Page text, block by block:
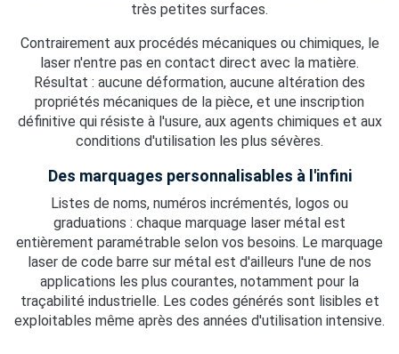
très petites surfaces.
Contrairement aux procédés mécaniques ou chimiques, le
laser n'entre pas en contact direct avec la matière.
Résultat : aucune déformation, aucune altération des
propriétés mécaniques de la pièce, et une inscription
définitive qui résiste à l'usure, aux agents chimiques et aux
conditions d'utilisation les plus sévères.
Des marquages personnalisables à l'infini
Listes de noms, numéros incrémentés, logos ou
graduations : chaque marquage laser métal est
entièrement paramétrable selon vos besoins. Le marquage
laser de code barre sur métal est d'ailleurs l'une de nos
applications les plus courantes, notamment pour la
traçabilité industrielle. Les codes générés sont lisibles et
exploitables même après des années d'utilisation intensive.